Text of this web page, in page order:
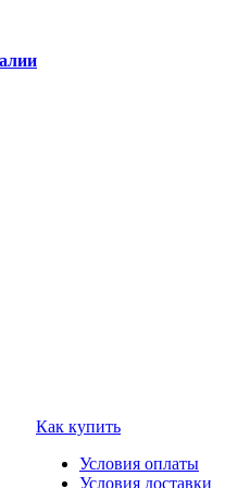
Как купить
Условия оплаты
Условия доставки